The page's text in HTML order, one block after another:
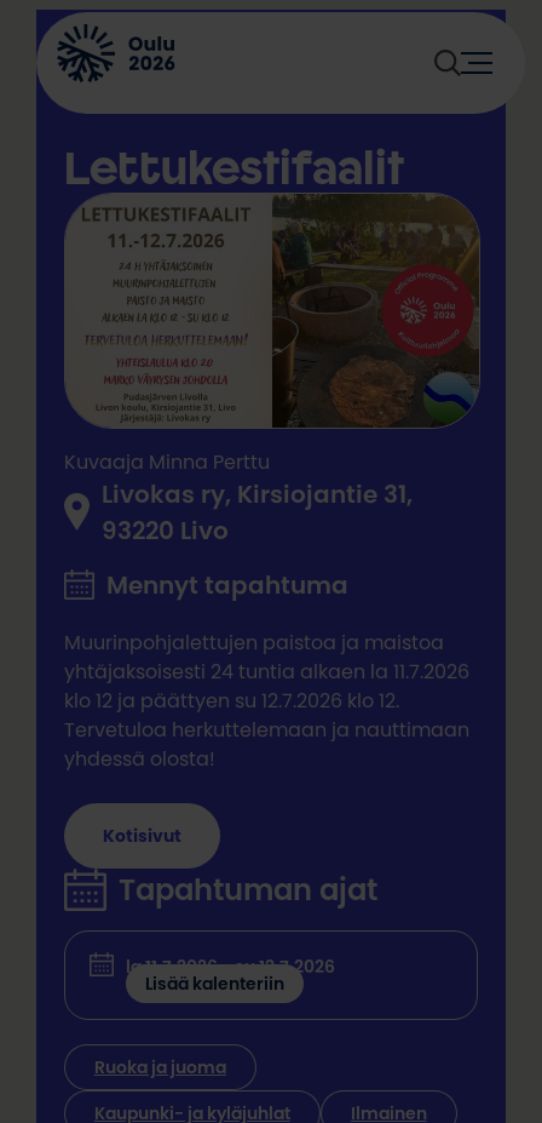
Siirry
sisältöön
Lettukestifaalit
Livokas ry, Kirsiojantie 31,
93220 Livo
Mennyt tapahtuma
Muurinpohjalettujen paistoa ja maistoa
yhtäjaksoisesti 24 tuntia alkaen la 11.7.2026
klo 12 ja päättyen su 12.7.2026 klo 12.
Tervetuloa herkuttelemaan ja nauttimaan
yhdessä olosta!
Kotisivut
Kuvaaja Minna Perttu
Tapahtuman ajat
la 11.7.2026 - su 12.7.2026
Lisää kalenteriin
Ruoka ja juoma
Kaupunki- ja kyläjuhlat Ilmainen